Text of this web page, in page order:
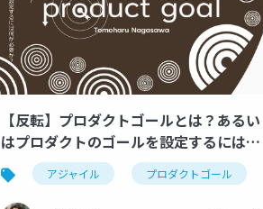
rsgt2025
【反転】プロダクトゴールとは？あるい
はプロダクトのゴールを設定するには何
が必要か？アジャイル プロダクトゴール